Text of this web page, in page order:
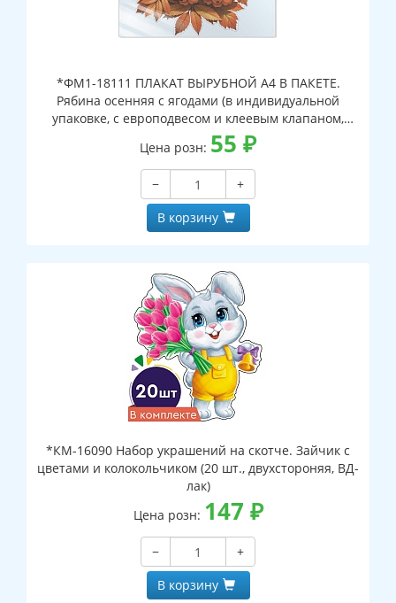
*ФМ1-18111 ПЛАКАТ ВЫРУБНОЙ А4 В ПАКЕТЕ.
Рябина осенняя с ягодами (в индивидуальной
упаковке, с европодвесом и клеевым клапаном,
двухсторонний, ВД-лак)
Цена розн: 55 ₽
−
+
В корзину
*КМ-16090 Набор украшений на скотче. Зайчик с
цветами и колокольчиком (20 шт., двухстороняя, ВД-
лак)
Цена розн: 147 ₽
−
+
В корзину